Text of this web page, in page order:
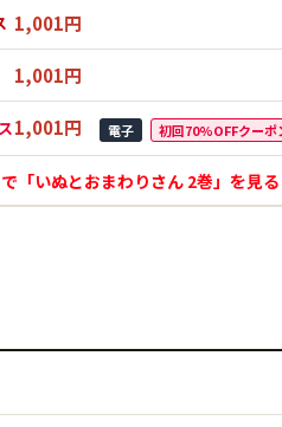
1,001円
1,001円
1,001円 電子 初回70%OFFクーポ
「いぬとおまわりさん 2巻」を見る